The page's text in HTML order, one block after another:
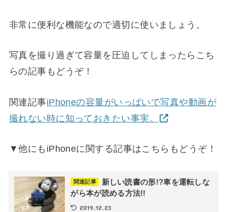
非常に便利な機能なので適切に使いましょう。
写真を撮り過ぎて容量を圧迫してしまったらこち
らの記事もどうぞ！
関連記事iPhoneの容量がいっぱいで写真や動画が
撮れない時に知っておきたい事実。
▼他にもiPhoneに関する記事はこちらもどうぞ！
関連記事
新しい読書の形!?車を運転しな
がら本が読める方法!!
2019.12.23